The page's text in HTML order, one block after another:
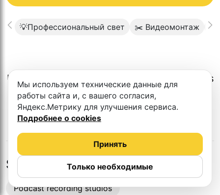
💡Профессиональный свет ✂️ Видеомонтаж 🧩
Unfortunately, there is no such studio in this
city.
Studios in nearby cities
Podcast recording studios
Мы используем технические данные для
работы сайта и, с вашего согласия,
Яндекс.Метрику для улучшения сервиса.
Подробнее о cookies
Только необходимые
Принять